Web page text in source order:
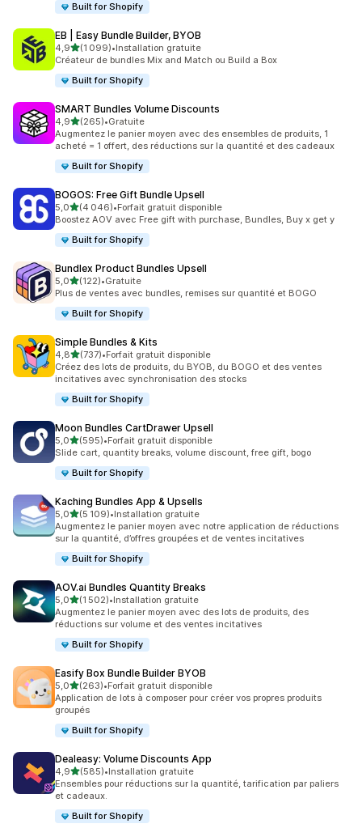
Built for Shopify
EB | Easy Bundle Builder, BYOB
4,9étoile(s) sur 5
(1 099)
1099 avis au total
•Installation gratuite
Créateur de bundles Mix and Match ou Build a Box
Built for Shopify
SMART Bundles Volume Discounts
4,9étoile(s) sur 5
(265)
265 avis au total
•Gratuite
Augmentez le panier moyen avec des ensembles de produits, 1
acheté = 1 offert, des réductions sur la quantité et des cadeaux
Built for Shopify
BOGOS: Free Gift Bundle Upsell
5,0étoile(s) sur 5
(4 046)
4046 avis au total
•Forfait gratuit disponible
Boostez AOV avec Free gift with purchase, Bundles, Buy x get y
Built for Shopify
Bundlex Product Bundles Upsell
5,0étoile(s) sur 5
(122)
122 avis au total
•Gratuite
Plus de ventes avec bundles, remises sur quantité et BOGO
Built for Shopify
Simple Bundles & Kits
4,8étoile(s) sur 5
(737)
737 avis au total
•Forfait gratuit disponible
Créez des lots de produits, du BYOB, du BOGO et des ventes
incitatives avec synchronisation des stocks
Built for Shopify
Moon Bundles CartDrawer Upsell
5,0étoile(s) sur 5
(595)
595 avis au total
•Forfait gratuit disponible
Slide cart, quantity breaks, volume discount, free gift, bogo
Built for Shopify
Kaching Bundles App & Upsells
5,0étoile(s) sur 5
(5 109)
5109 avis au total
•Installation gratuite
Augmentez le panier moyen avec notre application de réductions
sur la quantité, d’offres groupées et de ventes incitatives
Built for Shopify
AOV.ai Bundles Quantity Breaks
5,0étoile(s) sur 5
(1 502)
1502 avis au total
•Installation gratuite
Augmentez le panier moyen avec des lots de produits, des
réductions sur volume et des ventes incitatives
Built for Shopify
Easify Box Bundle Builder BYOB
5,0étoile(s) sur 5
(263)
263 avis au total
•Forfait gratuit disponible
Application de lots à composer pour créer vos propres produits
groupés
Built for Shopify
Dealeasy: Volume Discounts App
4,9étoile(s) sur 5
(585)
585 avis au total
•Installation gratuite
Ensembles pour réductions sur la quantité, tarification par paliers
et cadeaux.
Built for Shopify